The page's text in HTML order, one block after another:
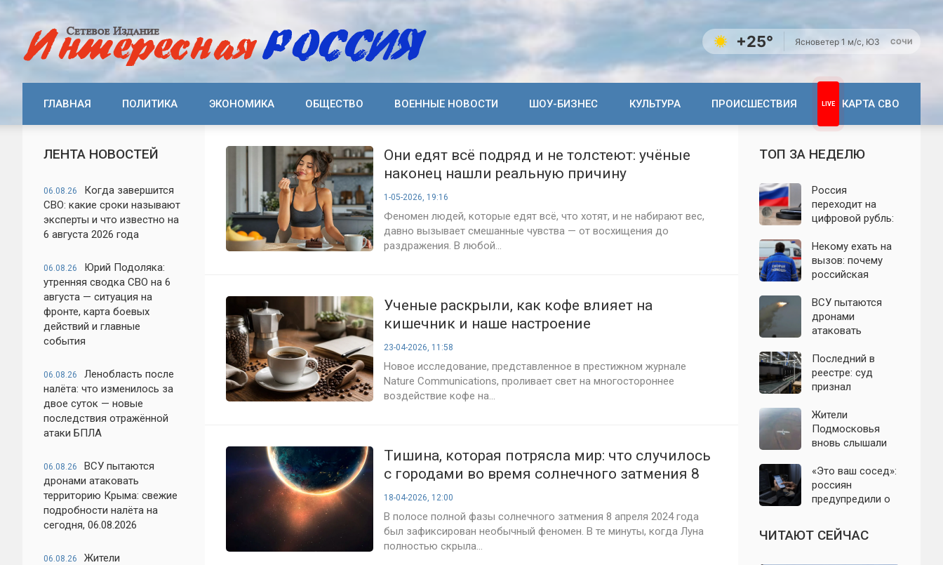
+25° Ясноветер 1 м/с, ЮЗ СОЧИ
ГЛАВНАЯ ПОЛИТИКА ЭКОНОМИКА ОБЩЕСТВО ВОЕННЫЕ НОВОСТИ ШОУ-БИЗНЕС КУЛЬТУРА ПРОИСШЕСТВИЯ КАРТА СВО
ЛЕНТА НОВОСТЕЙ
06.08.26
Когда завершится
СВО: какие сроки называют
эксперты и что известно на
6 августа 2026 года
06.08.26
Юрий Подоляка:
утренняя сводка СВО на 6
августа — ситуация на
фронте, карта боевых
действий и главные
события
06.08.26
Ленобласть после
налёта: что изменилось за
двое суток — новые
последствия отражённой
атаки БПЛА
06.08.26
ВСУ пытаются
дронами атаковать
территорию Крыма: свежие
подробности налёта на
сегодня, 06.08.2026
06.08.26
Жители
Они едят всё подряд и не толстеют: учёные
наконец нашли реальную причину
1-05-2026, 19:16
Феномен людей, которые едят всё, что хотят, и не набирают вес,
давно вызывает смешанные чувства — от восхищения до
раздражения. В любой...
Ученые раскрыли, как кофе влияет на
кишечник и наше настроение
23-04-2026, 11:58
Новое исследование, представленное в престижном журнале
Nature Communications, проливает свет на многостороннее
воздействие кофе на...
Тишина, которая потрясла мир: что случилось
с городами во время солнечного затмения 8
апреля
18-04-2026, 12:00
В полосе полной фазы солнечного затмения 8 апреля 2024 года
был зафиксирован необычный феномен. В те минуты, когда Луна
полностью скрыла...
ТОП ЗА НЕДЕЛЮ
Россия
переходит на
цифровой рубль:
систему сравнили
с моделью СССР
Некому ехать на
вызов: почему
российская
бригады и врачей
ВСУ пытаются
дронами
атаковать
Крыма: свежие
подробности
налёта на
06.08.2026
Последний в
реестре: суд
признал
единственного
российского
производителя
Жители
Подмосковья
вновь слышали
что известно об
отражении
налёта БПЛА в
«Это ваш сосед»:
россиян
предупредили о
мошенников с
опасными
ЧИТАЮТ СЕЙЧАС